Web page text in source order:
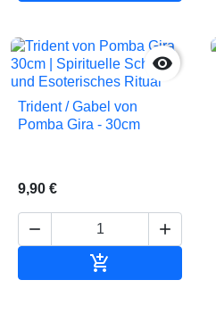

Trident / Gabel von
Pomba Gira - 30cm
9,90 €
 
